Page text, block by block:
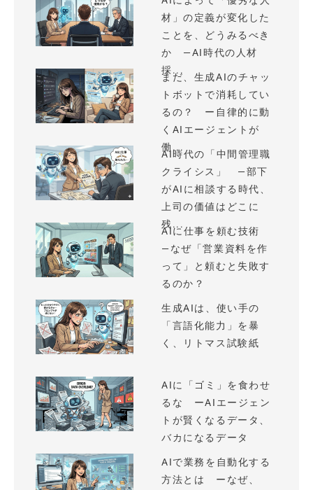
材」の定義が変化した
ことを、どうみるべき
か —AI時代の人材
採...
まだ、生成AIのチャッ
トボットで消耗してい
るの？ ー自律的に動
くAIエージェントが
働...
AI時代の「中間管理職
クライシス」 —部下
がAIに相談する時代、
上司の価値はどこに
残...
AIに仕事を頼む技術
—なぜ「営業資料を作
って」と頼むと失敗す
るのか？
生成AIは、使い手の
「言語化能力」を暴
く、リトマス試験紙
AIに「ゴミ」を食わせ
るな ーAIエージェン
トが賢くなるデータ、
バカになるデータ
AIで業務を自動化する
方法とは ーなぜ、